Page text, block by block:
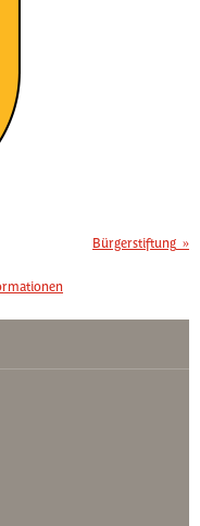
Bürgerstiftung »